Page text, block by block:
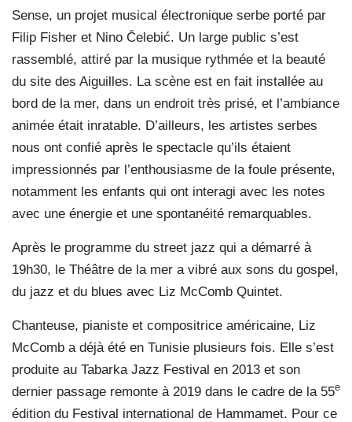
Sense, un projet musical électronique serbe porté par
Filip Fisher et Nino Čelebić. Un large public s’est
rassemblé, attiré par la musique rythmée et la beauté
du site des Aiguilles. La scène est en fait installée au
bord de la mer, dans un endroit très prisé, et l’ambiance
animée était inratable. D’ailleurs, les artistes serbes
nous ont confié après le spectacle qu’ils étaient
impressionnés par l’enthousiasme de la foule présente,
notamment les enfants qui ont interagi avec les notes
avec une énergie et une spontanéité remarquables.
Après le programme du street jazz qui a démarré à
19h30, le Théâtre de la mer a vibré aux sons du gospel,
du jazz et du blues avec Liz McComb Quintet.
Chanteuse, pianiste et compositrice américaine, Liz
McComb a déjà été en Tunisie plusieurs fois. Elle s’est
produite au Tabarka Jazz Festival en 2013 et son
dernier passage remonte à 2019 dans le cadre de la 55e
édition du Festival international de Hammamet. Pour ce